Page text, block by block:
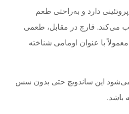
دارد و به‌راحتی طعم
می‌کند. قارچ در مقابل، طعمی
با عنوان اومامی شناخته
این ساندویچ حتی بدون سس
باشد.